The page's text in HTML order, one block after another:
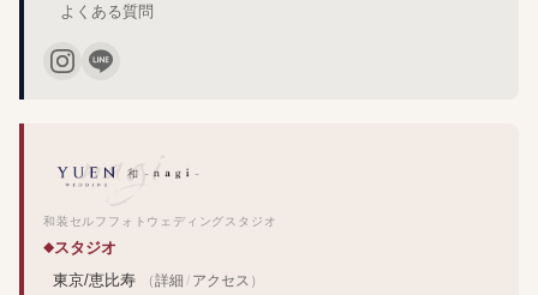
よくある質問
和装セルフフォトウェディングスタジオ
スタジオ
東京/恵比寿
（詳細 / アクセス ）